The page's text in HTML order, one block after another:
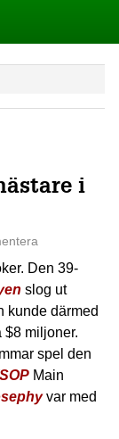
i
Den 39-
slog ut
kunde därmed
$8 miljoner.
spel den
Main
var med